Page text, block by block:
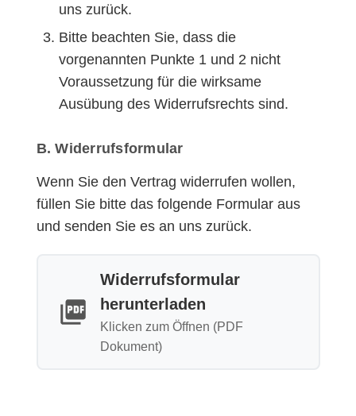
uns zurück.
Bitte beachten Sie, dass die
vorgenannten Punkte 1 und 2 nicht
Voraussetzung für die wirksame
Ausübung des Widerrufsrechts sind.
B. Widerrufsformular
Wenn Sie den Vertrag widerrufen wollen,
füllen Sie bitte das folgende Formular aus
und senden Sie es an uns zurück.
Widerrufsformular
herunterladen
Klicken zum Öffnen (PDF
Dokument)